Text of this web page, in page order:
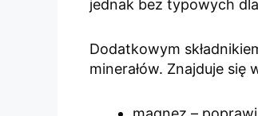
jednak bez typowych
Dodatkowym
minerałów. Znajduje się